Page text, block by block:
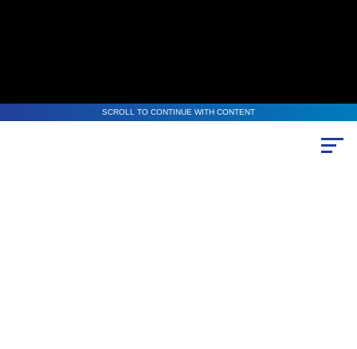
SCROLL TO CONTINUE WITH CONTENT